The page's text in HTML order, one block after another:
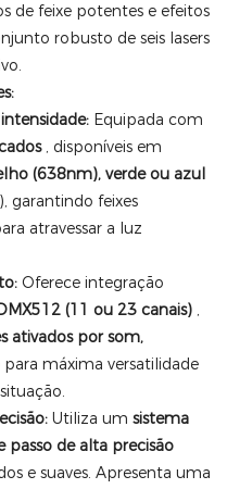
de feixe potentes e efeitos
robusto de seis lasers
Equipada com
, disponíveis em
(638nm), verde ou azul
garantindo feixes
atravessar a luz
Oferece integração
(11 ou 23 canais),
ativados por som,
para máxima versatilidade
Utiliza um sistema
de alta precisão
e suaves. Apresenta uma